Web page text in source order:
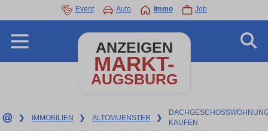
Event Auto Immo Job
ANZEIGEN
MARKT-
AUGSBURG
❯ IMMOBILIEN ❯ ALTOMUENSTER ❯
KAUFEN